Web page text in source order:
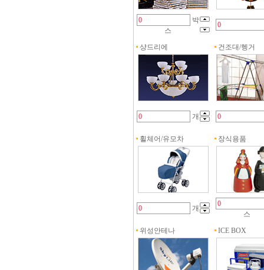
박
스
샹드리에
건조대/헹거
개
휠체어/유모차 장식용품
개
스
위성안테나
ICE BOX